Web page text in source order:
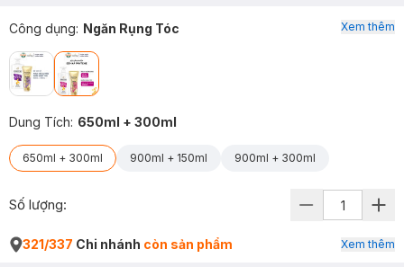
Công dụng: Ngăn Rụng Tóc
Dung Tích: 650ml + 300ml
650ml + 300ml 900ml + 150ml 900ml + 300ml
Xem thêm
Số lượng:
321/337 Chi nhánh còn sản phẩm Xem thêm